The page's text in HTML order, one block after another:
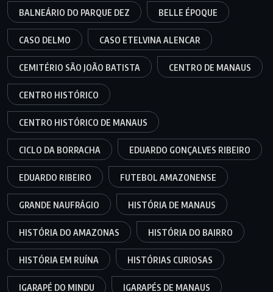
BALNEÁRIO DO PARQUE DEZ BELLE ÉPOQUE
CASO DELMO CASO ETELVINA ALENCAR
CEMITÉRIO SÃO JOÃO BATISTA CENTRO DE MANAUS
CENTRO HISTÓRICO
CENTRO HISTÓRICO DE MANAUS
CICLO DA BORRACHA EDUARDO GONÇALVES RIBEIRO
EDUARDO RIBEIRO FUTEBOL AMAZONENSE
GRANDE NAUFRÁGIO HISTÓRIA DE MANAUS
HISTÓRIA DO AMAZONAS HISTÓRIA DO BAIRRO
HISTÓRIA EM RUÍNA HISTÓRIAS CURIOSAS
IGARAPÉ DO MINDU IGARAPÉS DE MANAUS